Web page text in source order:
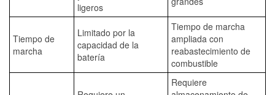
ligeros
Tiempo de
marcha
Limitado por la
capacidad de la
batería
Tiempo de marcha
ampliada con
reabastecimiento de
combustible
Requiere